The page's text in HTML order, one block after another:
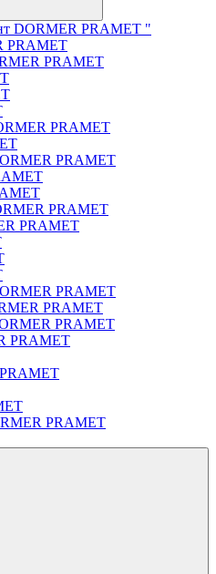
DORMER PRAMET "
PRAMET
PRAMET
PRAMET
PRAMET
PRAMET
PRAMET
PRAMET
PRAMET
PRAMET
PRAMET
PRAMET